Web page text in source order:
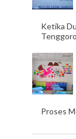
Ketika
Proses